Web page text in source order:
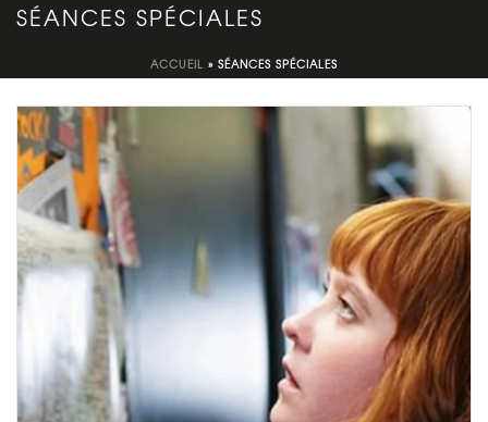
SÉANCES SPÉCIALES
ACCUEIL » SÉANCES SPÉCIALES